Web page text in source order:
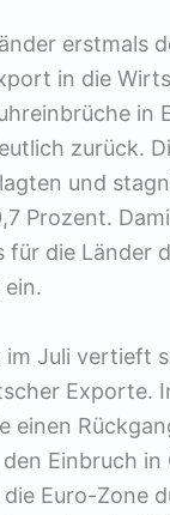
erstmals
in die
in
zurück.
und
Prozent.
die Länder
Juli vertieft
Exporte.
einen
Einbruch
Euro-Zone